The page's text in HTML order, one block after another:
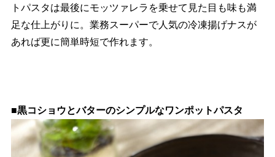
トパスタは最後にモッツァレラを乗せて見た目も味も満
足な仕上がりに。業務スーパーで人気の冷凍揚げナスが
あれば更に簡単時短で作れます。
■黒コショウとバターのシンプルなワンポットパスタ